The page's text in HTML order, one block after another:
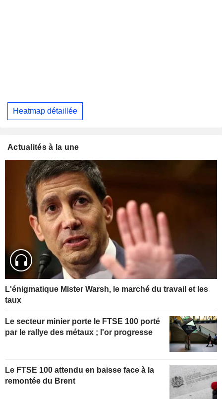
Heatmap détaillée
Actualités à la une
L'énigmatique Mister Warsh, le marché du travail et les
taux
Le secteur minier porte le FTSE 100 porté
par le rallye des métaux ; l'or progresse
Le FTSE 100 attendu en baisse face à la
remontée du Brent